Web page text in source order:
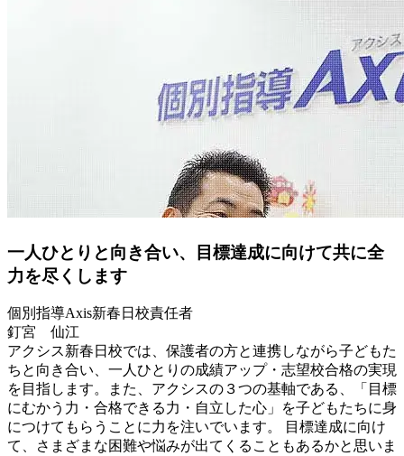
一人ひとりと向き合い、 目標達成に向けて共に全
力を尽くします
個別指導Axis新春日校責任者
釘宮 仙江
アクシス新春日校では、保護者の方と連携しながら子どもた
ちと向き合い、一人ひとりの成績アップ・志望校合格の実現
を目指します。また、アクシスの３つの基軸である、「目標
にむかう力・合格できる力・自立した心」を子どもたちに身
につけてもらうことに力を注いでいます。 目標達成に向け
て、さまざまな困難や悩みが出てくることもあるかと思いま